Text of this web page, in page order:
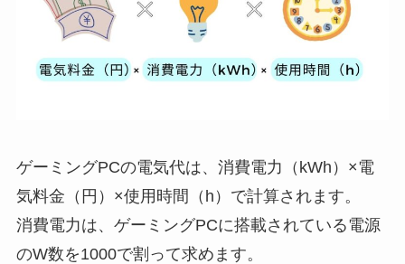
ゲーミングPCの電気代は、消費電力（kWh）×電
気料金（円）×使用時間（h）で計算されます。
消費電力は、ゲーミングPCに搭載されている電源
のW数を1000で割って求めます。